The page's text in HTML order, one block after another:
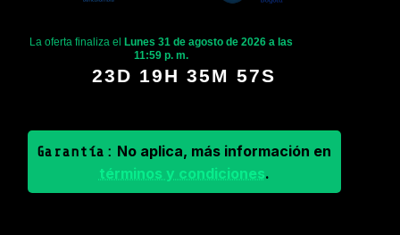
La oferta finaliza el
Lunes 31 de agosto de 2026 a las
11:59 p. m.
23D 19H 35M 56S
Garantía: No aplica, más información en
términos y condiciones.